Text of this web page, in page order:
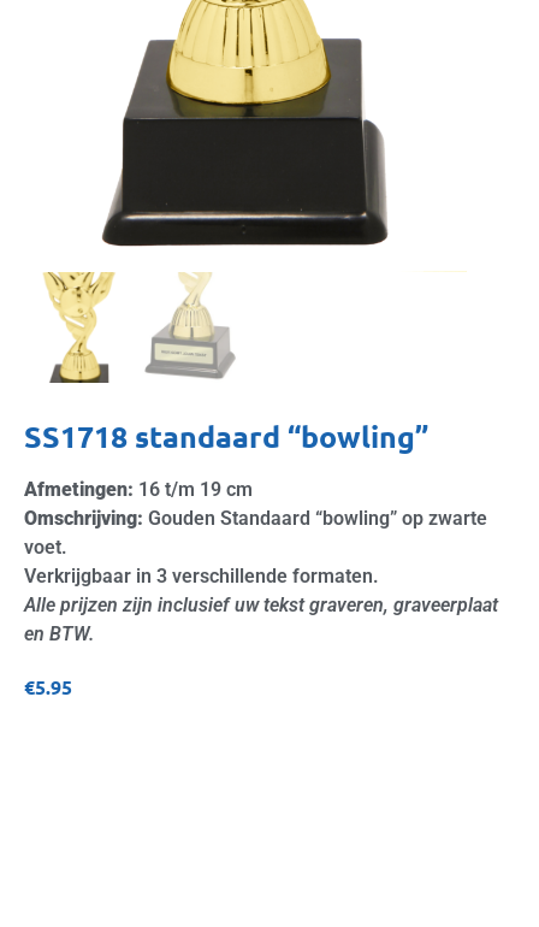
SS1718 standaard “bowling”
Afmetingen: 16 t/m 19 cm
Omschrijving: Gouden Standaard “bowling” op zwarte
voet.
Verkrijgbaar in 3 verschillende formaten.
Alle prijzen zijn inclusief uw tekst graveren, graveerplaat
en BTW.
€5.95